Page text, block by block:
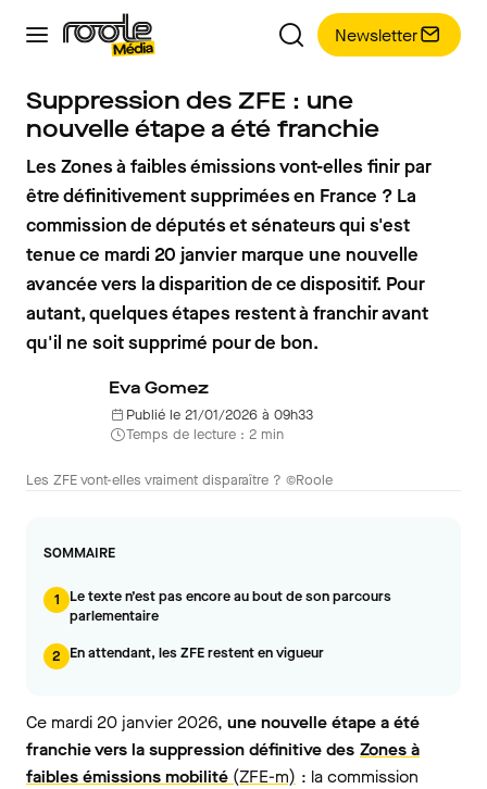
Newsletter
Suppression des ZFE : une
nouvelle étape a été franchie
Les Zones à faibles émissions vont-elles finir par
être définitivement supprimées en France ? La
commission de députés et sénateurs qui s'est
tenue ce mardi 20 janvier marque une nouvelle
avancée vers la disparition de ce dispositif. Pour
autant, quelques étapes restent à franchir avant
qu'il ne soit supprimé pour de bon.
Eva Gomez
Publié le 21/01/2026 à 09h33
Temps de lecture : 2 min
Les ZFE vont-elles vraiment disparaître ? ©Roole
SOMMAIRE
1
Le texte n’est pas encore au bout de son parcours
parlementaire
2 En attendant, les ZFE restent en vigueur
Ce mardi 20 janvier 2026, une nouvelle étape a été
franchie vers la suppression définitive des Zones à
faibles émissions mobilité (ZFE-m) : la commission